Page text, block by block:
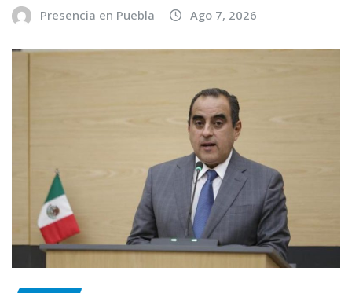
Presencia en Puebla Ago 7, 2026